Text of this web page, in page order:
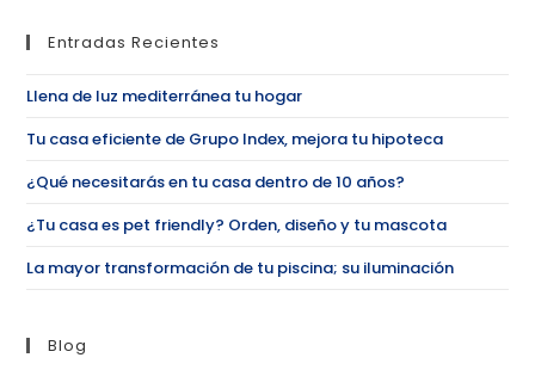
Entradas Recientes
Llena de luz mediterránea tu hogar
Tu casa eficiente de Grupo Index, mejora tu hipoteca
¿Qué necesitarás en tu casa dentro de 10 años?
¿Tu casa es pet friendly? Orden, diseño y tu mascota
La mayor transformación de tu piscina; su iluminación
Blog